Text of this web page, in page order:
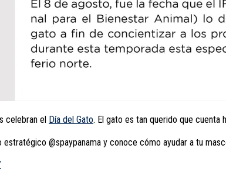
celebran el Día del Gato. El gato es tan querido que cuenta
@spaypanama y conoce cómo ayudar a tu